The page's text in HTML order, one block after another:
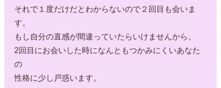
それで１度だけだとわからないので２回目も会いま
す。
もし自分の直感が間違っていたらいけませんから。
2回目にお会いした時になんともつかみにくいあなた
の
性格に少し戸惑います。